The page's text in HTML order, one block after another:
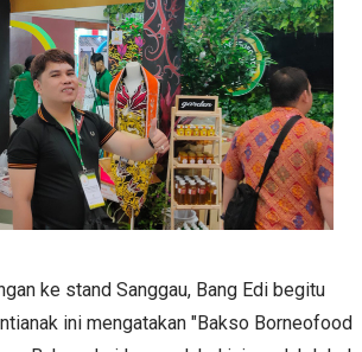
ke stand Sanggau, Bang Edi begitu
ini mengatakan "Bakso Borneofood